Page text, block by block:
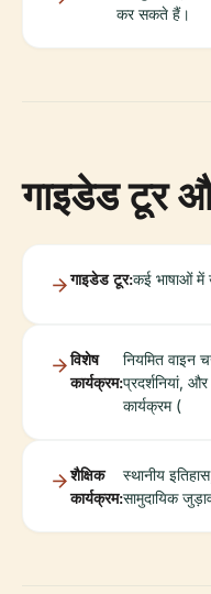
कर सकते हैं।
गाइडेड टूर
गाइडेड टूर:कई भाषाओं में
विशेष
कार्यक्रम:
नियमित वाइन
प्रदर्शनियां,
कार्यक्रम (
शैक्षिक
कार्यक्रम:
स्थानीय
सामुदायिक